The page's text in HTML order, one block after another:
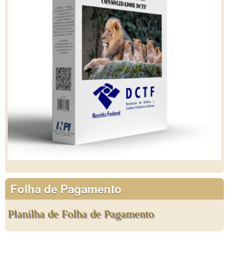
Folha de Pagamento
Planilha de Folha de Pagamento